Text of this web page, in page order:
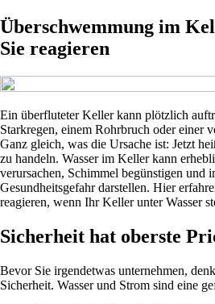
Überschwemmung im
Sie reagieren
Ein überfluteter Keller kann plötzlich
Starkregen, einem Rohrbruch oder einer
Ganz gleich, was die Ursache ist: Jetzt
zu handeln. Wasser im Keller kann
verursachen, Schimmel begünstigen und
Gesundheitsgefahr darstellen. Hier
reagieren, wenn Ihr Keller unter Wasser
Sicherheit hat oberste
Bevor Sie irgendetwas unternehmen,
Sicherheit. Wasser und Strom sind eine